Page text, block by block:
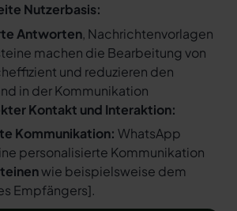
Nutzerbasis:
Antworten, Nachrichtenvorlagen
machen die Bearbeitung von
und reduzieren den
in der Kommunikation
Kontakt und Interaktion:
Kommunikation: WhatsApp
personalisierte Kommunikation
wie beispielsweise dem
Empfängers].